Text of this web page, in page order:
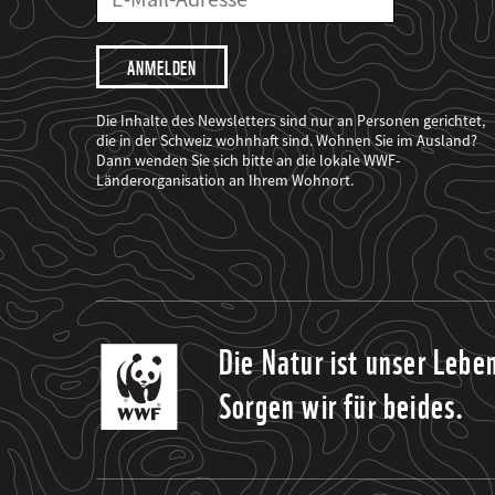
Mail
Adresse
Ich
möchte,
dass
der
WWF
mich
über
seine
Projekte
informiert.
Die Inhalte des Newsletters sind nur an Personen gerichtet,
die in der Schweiz wohnhaft sind. Wohnen Sie im Ausland?
Dann wenden Sie sich bitte an die lokale WWF-
Länderorganisation an Ihrem Wohnort.
Die Natur ist unser
Sorgen wir für beides.